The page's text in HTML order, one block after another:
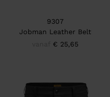
9307
Jobman Leather Belt
€ 25,65